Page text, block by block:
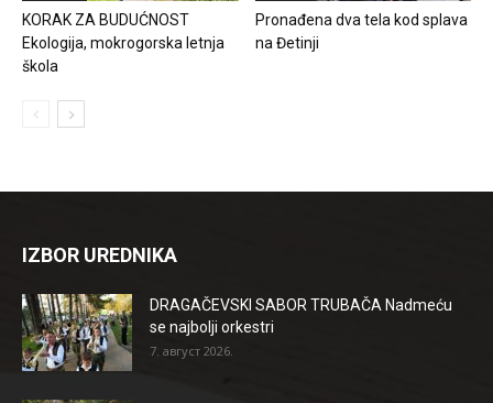
KORAK ZA BUDUĆNOST
Ekologija, mokrogorska letnja
škola
Pronađena dva tela kod splava
na Đetinji
IZBOR UREDNIKA
DRAGAČEVSKI SABOR TRUBAČA Nadmeću
se najbolji orkestri
7. август 2026.